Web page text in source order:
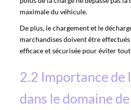
maximale du véhicule.
De plus, le chargement et le
marchandises doivent être
efficace et sécurisée pour éviter
2.2 Importance de
dans le domaine de